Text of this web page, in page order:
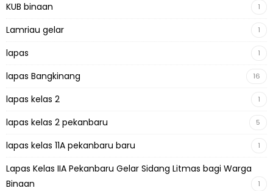
KUB binaan 1
Lamriau gelar 1
lapas 1
lapas Bangkinang 16
lapas kelas 2 1
lapas kelas 2 pekanbaru 5
lapas kelas 11A pekanbaru baru 1
Lapas Kelas IIA Pekanbaru Gelar Sidang Litmas bagi Warga
Binaan
1